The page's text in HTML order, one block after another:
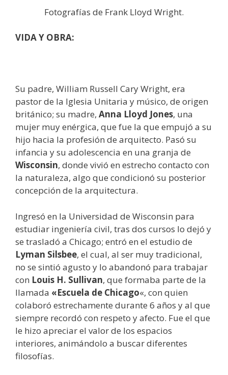
Fotografías de Frank Lloyd Wright.
VIDA Y OBRA:
Su padre, William Russell Cary Wright, era
pastor de la Iglesia Unitaria y músico, de origen
británico; su madre, Anna Lloyd Jones, una
mujer muy enérgica, que fue la que empujó a su
hijo hacia la profesión de arquitecto. Pasó su
infancia y su adolescencia en una granja de
Wisconsin, donde vivió en estrecho contacto con
la naturaleza, algo que condicionó su posterior
concepción de la arquitectura.
Ingresó en la Universidad de Wisconsin para
estudiar ingeniería civil, tras dos cursos lo dejó y
se trasladó a Chicago; entró en el estudio de
Lyman Silsbee, el cual, al ser muy tradicional,
no se sintió agusto y lo abandonó para trabajar
con Louis H. Sullivan, que formaba parte de la
llamada «Escuela de Chicago«, con quien
colaboró estrechamente durante 6 años y al que
siempre recordó con respeto y afecto. Fue el que
le hizo apreciar el valor de los espacios
interiores, animándolo a buscar diferentes
filosofías.